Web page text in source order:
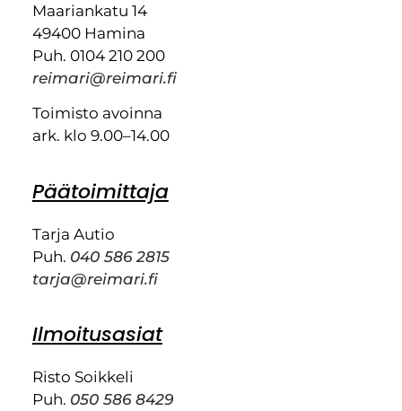
Maariankatu 14
49400 Hamina
Puh. 0104 210 200
reimari@reimari.fi
Toimisto avoinna
ark. klo 9.00–14.00
Päätoimittaja
Tarja Autio
Puh. 040 586 2815
tarja@reimari.fi
Ilmoitusasiat
Risto Soikkeli
Puh. 050 586 8429